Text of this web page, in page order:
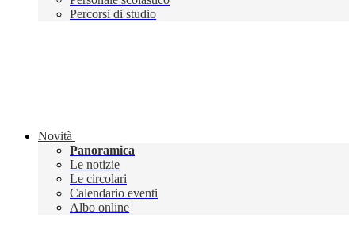
Percorsi di studio
Novità
Panoramica
Le notizie
Le circolari
Calendario eventi
Albo online